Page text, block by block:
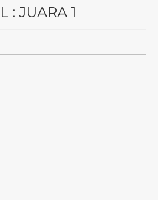
: JUARA 1